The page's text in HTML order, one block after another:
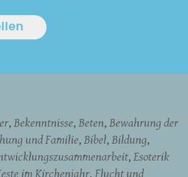
Bekenntnisse Beten Bewahrung der
und Familie Bibel Bildung
Esoterik
im Kirchenjahr Flucht und